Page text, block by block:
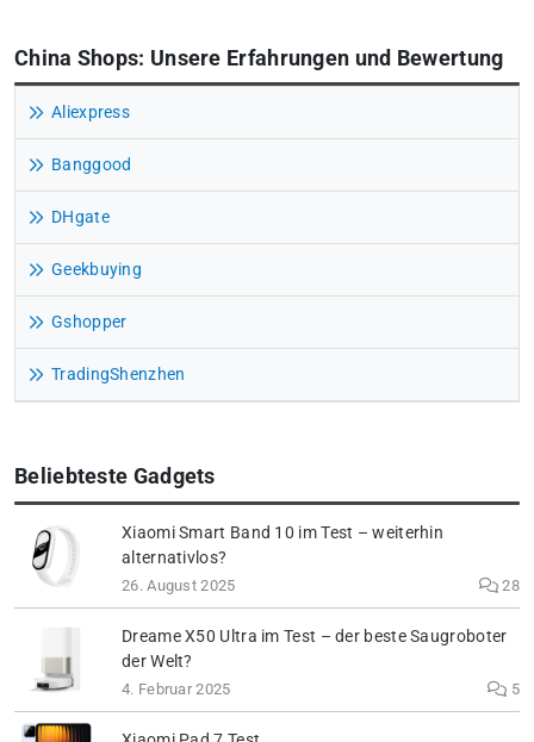
China Shops: Unsere Erfahrungen und Bewertung
Aliexpress
Banggood
DHgate
Geekbuying
Gshopper
TradingShenzhen
Beliebteste Gadgets
Xiaomi Smart Band 10 im Test – weiterhin
alternativlos?
26. August 2025 28
Dreame X50 Ultra im Test – der beste Saugroboter
der Welt?
4. Februar 2025 5